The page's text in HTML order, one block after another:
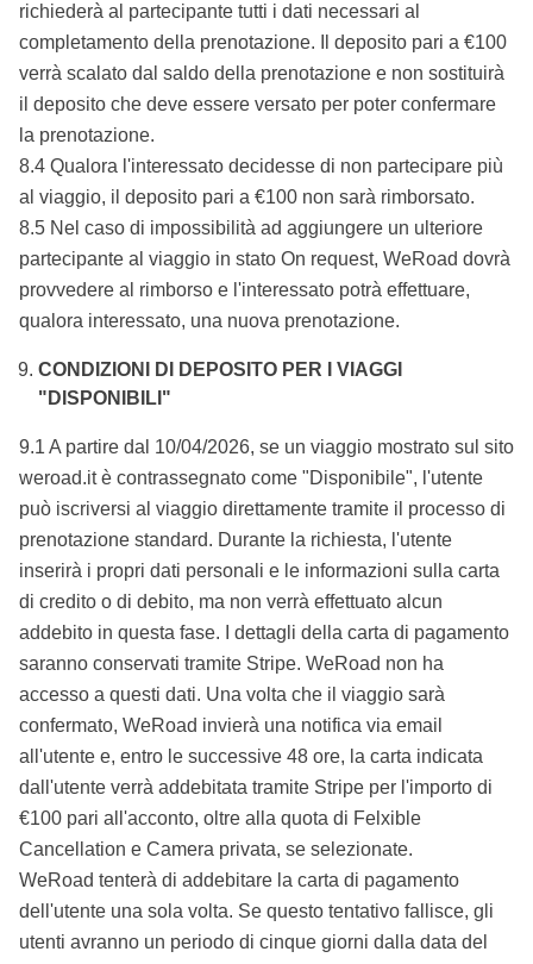
richiederà al partecipante tutti i dati necessari al
completamento della prenotazione. Il deposito pari a €100
verrà scalato dal saldo della prenotazione e non sostituirà
il deposito che deve essere versato per poter confermare
la prenotazione.
8.4 Qualora l'interessato decidesse di non partecipare più
al viaggio, il deposito pari a €100 non sarà rimborsato.
8.5 Nel caso di impossibilità ad aggiungere un ulteriore
partecipante al viaggio in stato On request, WeRoad dovrà
provvedere al rimborso e l'interessato potrà effettuare,
qualora interessato, una nuova prenotazione.
CONDIZIONI DI DEPOSITO PER I VIAGGI
"DISPONIBILI"
9.1 A partire dal 10/04/2026, se un viaggio mostrato sul sito
weroad.it è contrassegnato come "Disponibile", l'utente
può iscriversi al viaggio direttamente tramite il processo di
prenotazione standard. Durante la richiesta, l'utente
inserirà i propri dati personali e le informazioni sulla carta
di credito o di debito, ma non verrà effettuato alcun
addebito in questa fase. I dettagli della carta di pagamento
saranno conservati tramite Stripe. WeRoad non ha
accesso a questi dati. Una volta che il viaggio sarà
confermato, WeRoad invierà una notifica via email
all'utente e, entro le successive 48 ore, la carta indicata
dall'utente verrà addebitata tramite Stripe per l'importo di
€100 pari all'acconto, oltre alla quota di Felxible
Cancellation e Camera privata, se selezionate.
WeRoad tenterà di addebitare la carta di pagamento
dell'utente una sola volta. Se questo tentativo fallisce, gli
utenti avranno un periodo di cinque giorni dalla data del